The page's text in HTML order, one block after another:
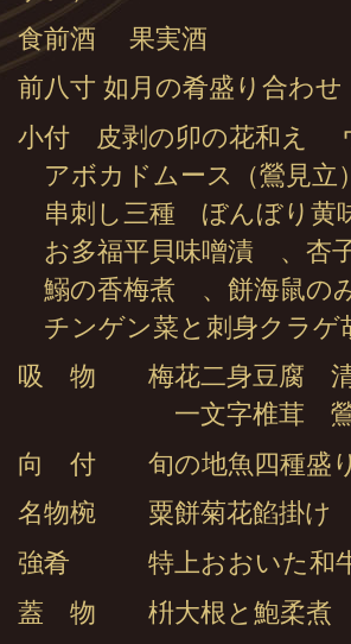
食前酒 果実酒
前八寸 如月の肴盛り合わせ
小付 皮剥の卯の花和え
アボカドムース（鶯見立
串刺し三種 ぼんぼり黄
お多福平貝味噌漬 、杏
鰯の香梅煮 、餅海鼠の
チンゲン菜と刺身クラ
吸 物 梅花二身豆腐 清
一文字椎茸 鶯
向 付 旬の地魚四種盛
名物椀 粟餅菊花餡掛け
強肴 特上おおいた和牛
蓋 物 枡大根と鮑柔煮